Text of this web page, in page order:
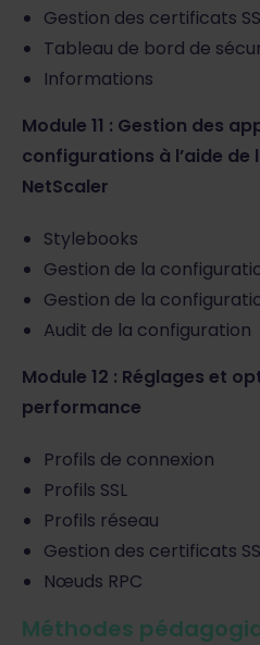
Gestion des certificats
Tableau de bord de
Informations
Module 11 : Gestion des
configurations à l’aide de
NetScaler
Stylebooks
Gestion de la
Gestion de la
Audit de la configuration
Module 12 : Réglages et
performance
Profils de connexion
Profils SSL
Profils réseau
Gestion des certificats
Nœuds RPC
Méthodes